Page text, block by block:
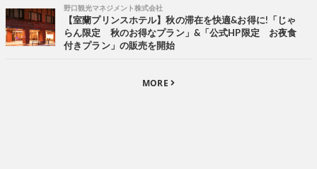
野口観光マネジメント株式会社
【室蘭プリンスホテル】秋の滞在を快適&お得に!「じゃ
らん限定 秋のお得なプラン」&「公式HP限定 お夜食
付きプラン」の販売を開始
MORE